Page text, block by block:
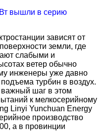
вышли в серию
зависят от
земли, где
слабыми и
ветер обычно
инженеры уже давно
турбин в воздух.
важный шаг в этом
к мелкосерийному
Linyi Yunchuan Energy
производство
а в провинции